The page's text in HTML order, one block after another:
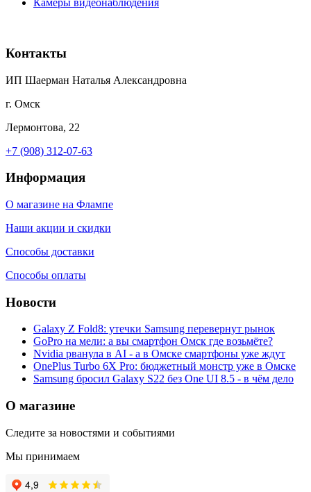
Камеры видеонаблюдения
Контакты
ИП Шаерман Наталья Александровна
г. Омск
Лермонтова, 22
+7 (908) 312-07-63
Информация
О магазине на Флампе
Наши акции и скидки
Способы доставки
Способы оплаты
Новости
Galaxy Z Fold8: утечки Samsung перевернут рынок
GoPro на мели: а вы смартфон Омск где возьмёте?
Nvidia рванула в AI - а в Омске смартфоны уже ждут
OnePlus Turbo 6X Pro: бюджетный монстр уже в Омске
Samsung бросил Galaxy S22 без One UI 8.5 - в чём дело
О магазине
Следите за новостями и событиями
Мы принимаем